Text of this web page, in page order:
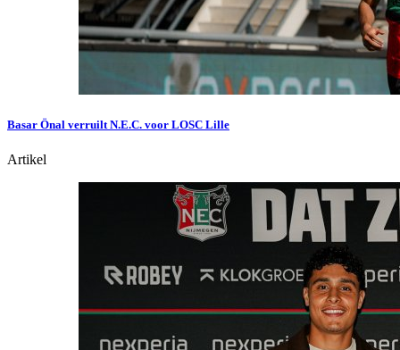
Basar Önal verruilt N.E.C. voor LOSC Lille
Artikel